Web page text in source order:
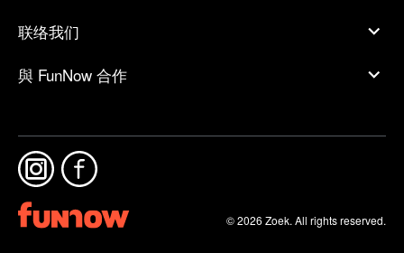
联络我们
與 FunNow 合作
© 2026 Zoek. All rights reserved.